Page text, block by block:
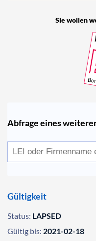
Sie wollen
Abfrage eines
Gültigkeit
Status: LAPSED
Gültig bis: 2021-02-18